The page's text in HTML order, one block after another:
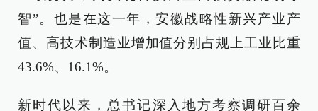
智”。也是在这一年，安徽战略性新兴产业产
值、高技术制造业增加值分别占规上工业比重
43.6%、16.1%。
新时代以来，总书记深入地方考察调研百余